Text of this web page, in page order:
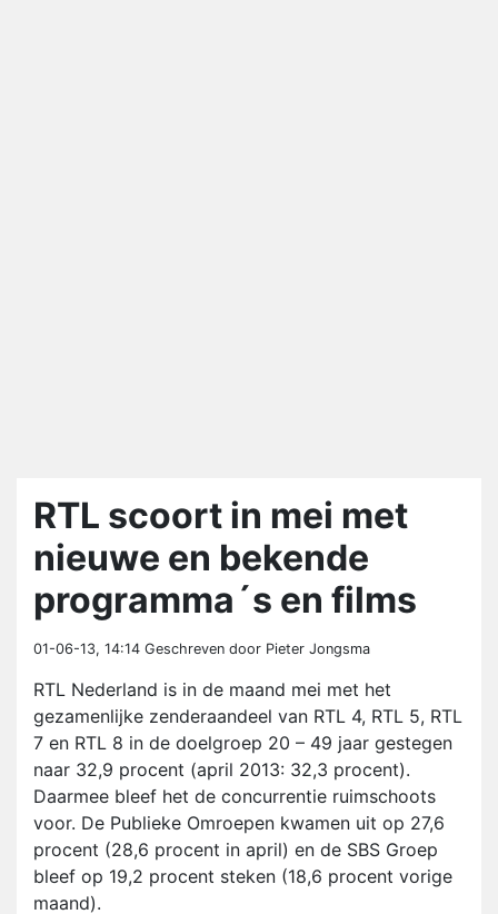
RTL scoort in mei met
nieuwe en bekende
programma´s en films
01-06-13, 14:14 Geschreven door Pieter Jongsma
RTL Nederland is in de maand mei met het
gezamenlijke zenderaandeel van RTL 4, RTL 5, RTL
7 en RTL 8 in de doelgroep 20 – 49 jaar gestegen
naar 32,9 procent (april 2013: 32,3 procent).
Daarmee bleef het de concurrentie ruimschoots
voor. De Publieke Omroepen kwamen uit op 27,6
procent (28,6 procent in april) en de SBS Groep
bleef op 19,2 procent steken (18,6 procent vorige
maand).